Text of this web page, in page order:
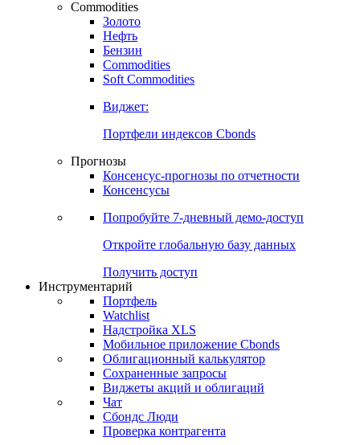
Commodities
Золото
Нефть
Бензин
Commodities
Soft Commodities
Виджет:
Портфели индексов Cbonds
Прогнозы
Консенсус-прогнозы по отчетности
Консенсусы
Попробуйте 7-дневный демо-доступ
Откройте глобальную базу данных
Получить доступ
Инструментарий
Портфель
Watchlist
Надстройка XLS
Мобильное приложение Cbonds
Облигационный калькулятор
Сохраненные запросы
Виджеты акций и облигаций
Чат
Сбондс Люди
Проверка контрагента